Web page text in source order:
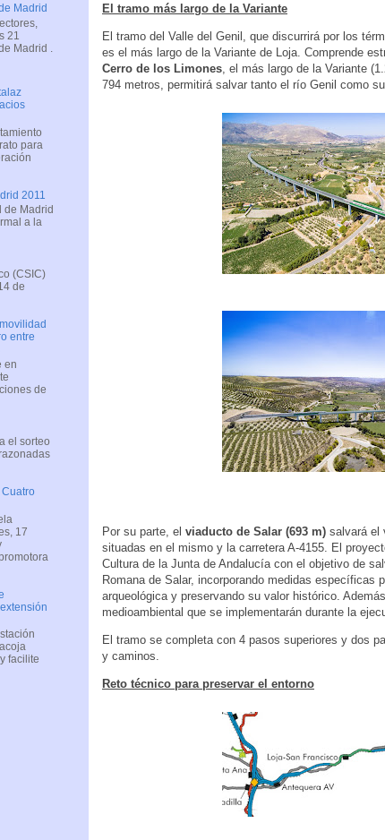
El tramo más largo de la Variante
El tramo del Valle del Genil, que discurrirá por los
es el más largo de la Variante de Loja. Comprende
Cerro de los Limones , el más largo de la Variante
794 metros, permitirá salvar tanto el río Genil como
Por su parte, el viaducto de Salar (693 m) salvará el
situadas en el mismo y la carretera A-4155. El
Cultura de la Junta de Andalucía con el objetivo de
Romana de Salar, incorporando medidas específicas
arqueológica y preservando su valor histórico.
medioambiental que se implementarán durante la
El tramo se completa con 4 pasos superiores y dos
y caminos.
Reto técnico para preservar el entorno
Madrid
21
Madrid .
para
2011
de Madrid
a la
(CSIC)
de
entre
en
de
el sorteo
17
facilite